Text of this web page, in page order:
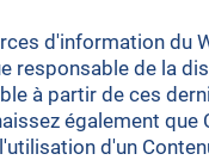
d'information du
responsable de la
à partir de ces
également
d'un